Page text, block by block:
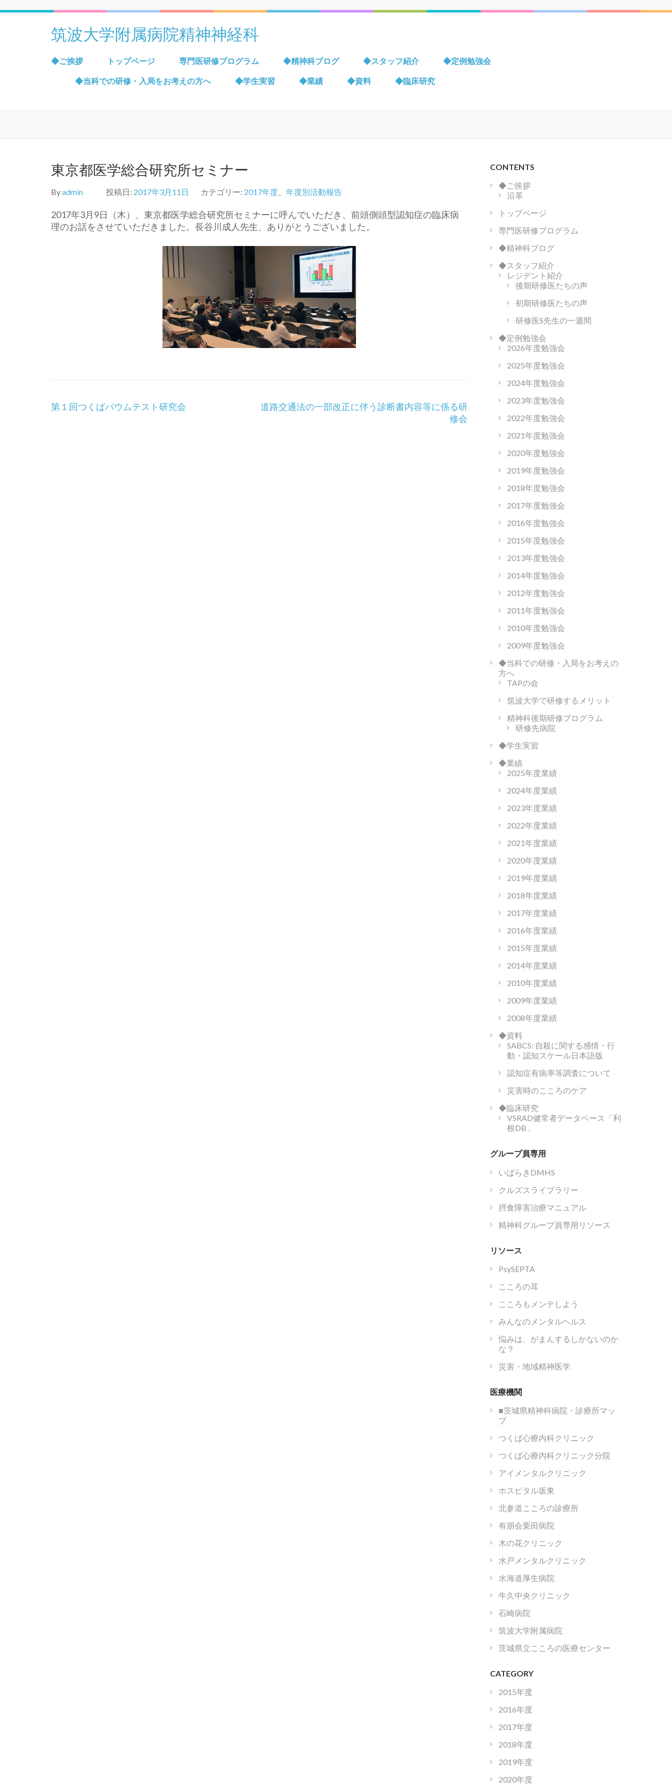
筑波大学附属病院精神神経科
◆ご挨拶 トップページ 専門医研修プログラム ◆精神科ブログ ◆スタッフ紹介 ◆定例勉強会
◆当科での研修・入局をお考えの方へ ◆学生実習 ◆業績 ◆資料 ◆臨床研究
東京都医学総合研究所セミナー
Byadmin 投稿日: 2017年3月11日 カテゴリー: 2017年度 年度別活動報告
2017年3月9日（木）、東京都医学総合研究所セミナーに呼んでいただき、前頭側頭型認知症の臨床病
理のお話をさせていただきました。長谷川成人先生、ありがとうございました。
投
第１回つくばバウムテスト研究会
道路交通法の一部改正に伴う診断書内容等に係る研
修会
CONTENTS
◆ご挨拶
沿革
トップページ
専門医研修プログラム
◆精神科ブログ
◆スタッフ紹介
レジデント紹介
後期研修医たちの声
初期研修医たちの声
研修医S先生の一週間
◆定例勉強会
2026年度勉強会
2025年度勉強会
2024年度勉強会
2023年度勉強会
2022年度勉強会
2021年度勉強会
2020年度勉強会
2019年度勉強会
2018年度勉強会
2017年度勉強会
2016年度勉強会
2015年度勉強会
2013年度勉強会
2014年度勉強会
2012年度勉強会
2011年度勉強会
2010年度勉強会
2009年度勉強会
◆当科での研修・入局をお考えの
方へ
TAPの会
筑波大学で研修するメリット
精神科後期研修プログラム
研修先病院
◆学生実習
◆業績
2025年度業績
2024年度業績
2023年度業績
2022年度業績
2021年度業績
2020年度業績
2019年度業績
2018年度業績
2017年度業績
2016年度業績
2015年度業績
2014年度業績
2010年度業績
2009年度業績
2008年度業績
◆資料
SABCS: 自殺に関する感情・行
動・認知スケール日本語版
認知症有病率等調査について
災害時のこころのケア
◆臨床研究
VSRAD健常者データベース「利
根DB」
グループ員専用
いばらきDMHS
クルズスライブラリー
摂食障害治療マニュアル
精神科グループ員専用リソース
リソース
PsySEPTA
こころの耳
こころもメンテしよう
みんなのメンタルヘルス
悩みは、がまんするしかないのか
な？
災害・地域精神医学
医療機関
■茨城県精神科病院・診療所マッ
プ
つくば心療内科クリニック
つくば心療内科クリニック分院
アイメンタルクリニック
ホスピタル坂東
北参道こころの診療所
有朋会栗田病院
木の花クリニック
水戸メンタルクリニック
水海道厚生病院
牛久中央クリニック
石崎病院
筑波大学附属病院
茨城県立こころの医療センター
CATEGORY
2015年度
2016年度
2017年度
2018年度
2019年度
2020年度